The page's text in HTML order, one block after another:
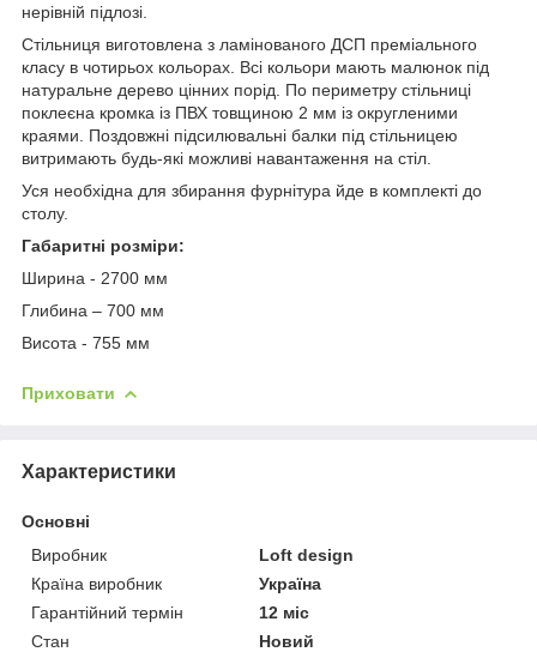
нерівній підлозі.
Стільниця виготовлена з ламінованого ДСП преміального
класу в чотирьох кольорах. Всі кольори мають малюнок під
натуральне дерево цінних порід. По периметру стільниці
поклеєна кромка із ПВХ товщиною 2 мм із округленими
краями. Поздовжні підсилювальні балки під стільницею
витримають будь-які можливі навантаження на стіл.
Уся необхідна для збирання фурнітура йде в комплекті до
столу.
Габаритні розміри:
Ширина - 2700 мм
Глибина – 700 мм
Висота - 755 мм
Приховати
Характеристики
Основні
Виробник
Loft design
Країна виробник
Україна
Гарантійний термін
12 міс
Стан
Новий